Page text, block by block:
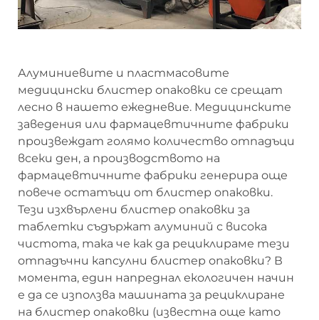
Алуминиевите и пластмасовите
медицински блистер опаковки се срещат
лесно в нашето ежедневие. Медицинските
заведения или фармацевтичните фабрики
произвеждат голямо количество отпадъци
всеки ден, а производството на
фармацевтичните фабрики генерира още
повече остатъци от блистер опаковки.
Тези изхвърлени блистер опаковки за
таблетки съдържат алуминий с висока
чистота, така че как да рециклираме тези
отпадъчни капсулни блистер опаковки? В
момента, един напреднал екологичен начин
е да се използва машината за рециклиране
на блистер опаковки (известна още като